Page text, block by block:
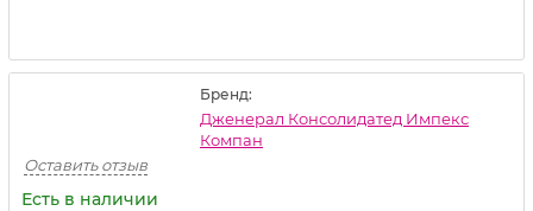
Бренд:
Дженерал Консолидатед Импекс
Компан
Оставить отзыв
Есть в наличии